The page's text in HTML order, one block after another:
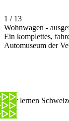
1 / 13
Wohnwagen -
Ein komplettes,
Automuseum der
Hier lernen